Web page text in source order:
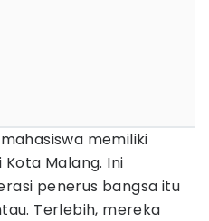
memiliki
Malang. Ini
penerus bangsa itu
Terlebih, mereka